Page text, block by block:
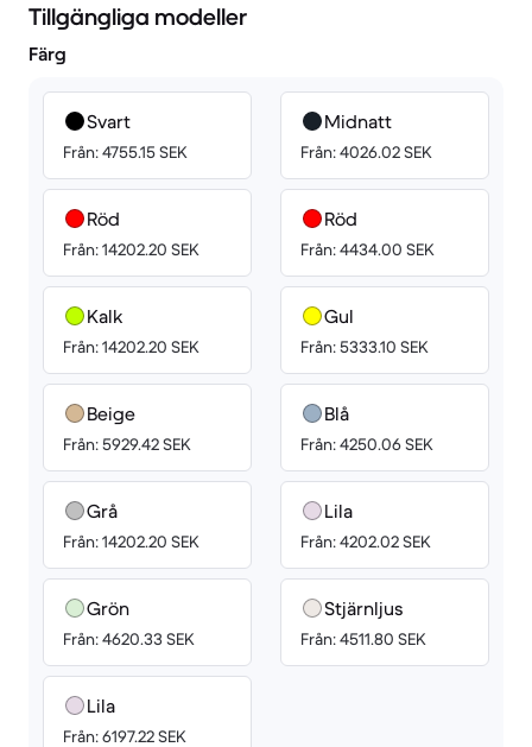
Tillgängliga modeller
Färg
Svart
Från: 4755.15 SEK
Röd
Från: 14202.20 SEK
Kalk
Från: 14202.20 SEK
Beige
Från: 5929.42 SEK
Grå
Från: 14202.20 SEK
Grön
Från: 4620.33 SEK
Lila
Från: 6197.22 SEK
Midnatt
Från: 4026.02 SEK
Röd
Från: 4434.00 SEK
Gul
Från: 5333.10 SEK
Blå
Från: 4250.06 SEK
Lila
Från: 4202.02 SEK
Stjärnljus
Från: 4511.80 SEK